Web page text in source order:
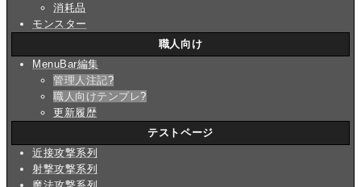
消耗品
モンスター
職人向け
MenuBar編集
管理人注記?
職人向けテンプレ?
更新履歴
テストページ
近接攻撃系列
射撃攻撃系列